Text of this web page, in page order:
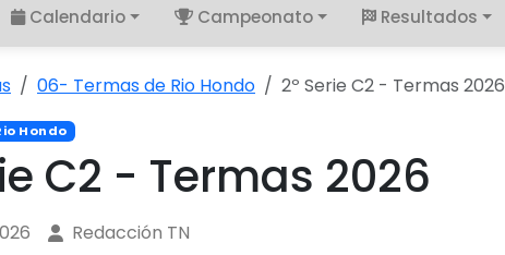
Calendario Campeonato Resultados
06- Termas de Rio Hondo 2º Serie C2 - Termas 2026
Hondo
C2 - Termas 2026
Redacción TN